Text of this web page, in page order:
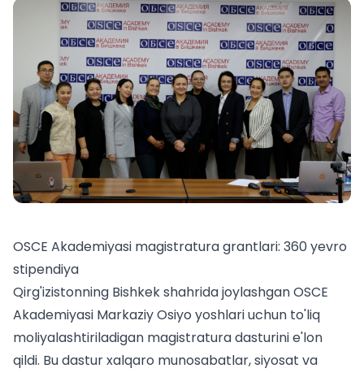
OSCE Akademiyasi magistratura grantlari: 360 yevro
stipendiya
Qirg'izistonning Bishkek shahrida joylashgan OSCE
Akademiyasi Markaziy Osiyo yoshlari uchun to'liq
moliyalashtiriladigan magistratura dasturini e'lon
qildi. Bu dastur xalqaro munosabatlar, siyosat va